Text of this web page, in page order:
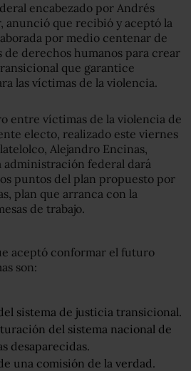
encabezado por Andrés
anunció que recibió y aceptó la
por medio centenar de
de derechos humanos para crear
que garantice
las víctimas de la violencia.
entre víctimas de la violencia de
electo, realizado este viernes
Alejandro Encinas,
administración federal dará
puntos del plan propuesto por
plan que arranca con la
de trabajo.
aceptó conformar el futuro
son:
sistema de justicia transicional.
del sistema nacional de
desaparecidas.
una comisión de la verdad.